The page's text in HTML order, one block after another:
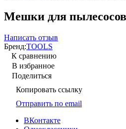
Мешки для пылесосов
Написать отзыв
Бренд:TOOLS
К сравнению
В избранное
Поделиться
Копировать ссылку
Отправить по email
ВКонтакте